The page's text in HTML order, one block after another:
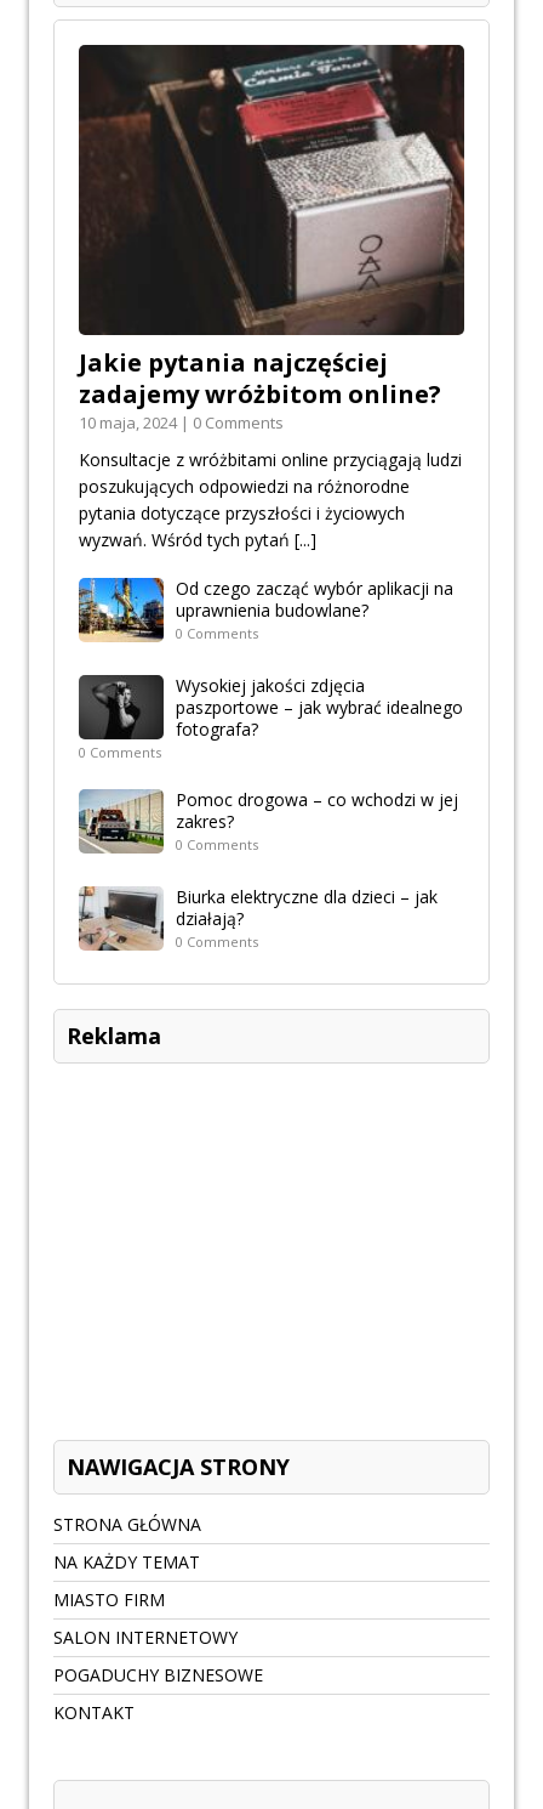
Jakie pytania najczęściej
zadajemy wróżbitom online?
10 maja, 2024 | 0 Comments
Konsultacje z wróżbitami online przyciągają ludzi
poszukujących odpowiedzi na różnorodne
pytania dotyczące przyszłości i życiowych
wyzwań. Wśród tych pytań [...]
Od czego zacząć wybór aplikacji na
uprawnienia budowlane?
0 Comments
Wysokiej jakości zdjęcia
paszportowe – jak wybrać idealnego
fotografa?
0 Comments
Pomoc drogowa – co wchodzi w jej
zakres?
0 Comments
Biurka elektryczne dla dzieci – jak
działają?
0 Comments
Reklama
NAWIGACJA STRONY
STRONA GŁÓWNA
NA KAŻDY TEMAT
MIASTO FIRM
SALON INTERNETOWY
POGADUCHY BIZNESOWE
KONTAKT